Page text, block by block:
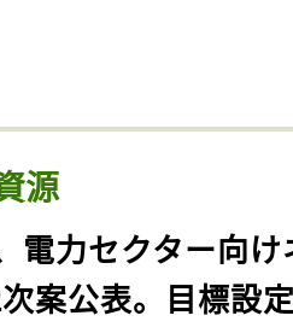
源
電力セクター向
案公表。目標設